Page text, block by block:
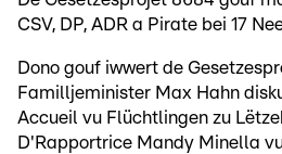
CSV, DP, ADR a Pirate bei 17
Dono gouf iwwert de
Familljeminister Max Hahn
Accueil vu Flüchtlingen zu
D'Rapportrice Mandy Minella